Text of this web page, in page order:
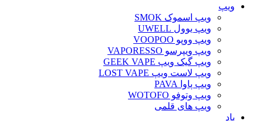
ویپ‌
ویپ اسموک SMOK
ویپ یوول UWELL
ویپ ووپو VOOPOO
ویپ ویپرسو VAPORESSO
ویپ گیک ویپ GEEK VAPE
ویپ لاست ویپ LOST VAPE
ویپ پاوا PAVA
ویپ وتوفو WOTOFO
ویپ های قلمی
پاد